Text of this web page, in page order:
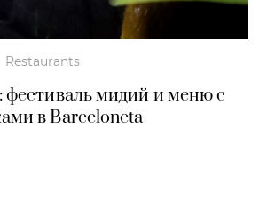
Restaurants
фестиваль мидий и меню с
в Barceloneta